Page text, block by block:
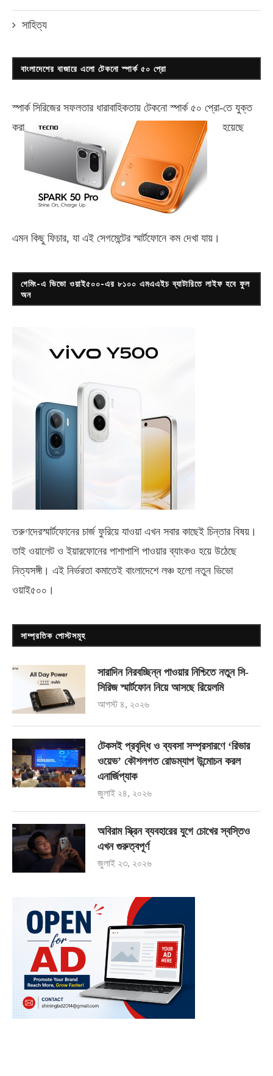
সাহিত্য
বাংলাদেশের বাজারে এলো টেকনো স্পার্ক ৫০ প্রো
স্পার্ক সিরিজের সফলতার ধারাবাহিকতায় টেকনোস্পার্ক ৫০ প্রো-তে যুক্ত
করা
হয়েছে
এমন কিছু ফিচার, যা এই সেগমেন্টের স্মার্টফোনে কম দেখা যায়।
গেমিং-এ ভিভো ওয়াই৫০০-এর ৮১০০ এমএএইচ ব্যাটারিতে লাইফ হবে ফুল
অন
তরুণদেরস্মার্টফোনের চার্জ ফুরিয়ে যাওয়া এখন সবার কাছেই চিন্তার বিষয়।
তাই ওয়ালেট ও ইয়ারফোনের পাশাপাশি পাওয়ার ব্যাংকও হয়ে উঠেছে
নিত্যসঙ্গী। এই নির্ভরতা কমাতেই বাংলাদেশে লঞ্চ হলো নতুন ভিভো
ওয়াই৫০০ ।
সাম্প্রতিক পোস্টসমূহ
সারাদিন নিরবচ্ছিন্ন পাওয়ার নিশ্চিতে নতুন সি-
সিরিজ স্মার্টফোন নিয়ে আসছে রিয়েলমি
আগস্ট ৪, ২০২৬
টেকসই প্রবৃদ্ধি ও ব্যবসা সম্প্রসারণে ‘রিভার
ওয়েভ’ কৌশলগত রোডম্যাপ উন্মোচন করল
এনার্জিপ্যাক
জুলাই ২৪, ২০২৬
অবিরাম স্ক্রিন ব্যবহারের যুগে চোখের স্বস্তিও
এখন গুরুত্বপূর্ণ
জুলাই ২৩, ২০২৬